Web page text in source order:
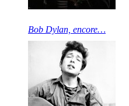
Bob Dylan, encore…